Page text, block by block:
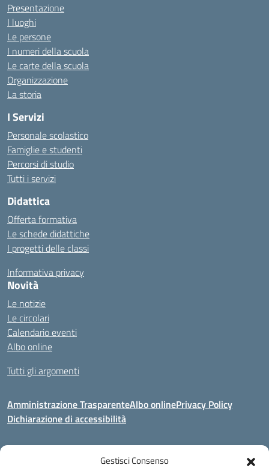
Gestisci Consenso
Presentazione
I luoghi
Le persone
I numeri della scuola
Le carte della scuola
Organizzazione
La storia
I Servizi
Personale scolastico
Famiglie e studenti
Percorsi di studio
Tutti i servizi
Didattica
Offerta formativa
Le schede didattiche
I progetti delle classi
Informativa privacy
Novità
Le notizie
Le circolari
Calendario eventi
Albo online
Tutti gli argomenti
Amministrazione TrasparenteAlbo onlinePrivacy Policy
Dichiarazione di accessibilità
Via Corridoni 34/36 Milano